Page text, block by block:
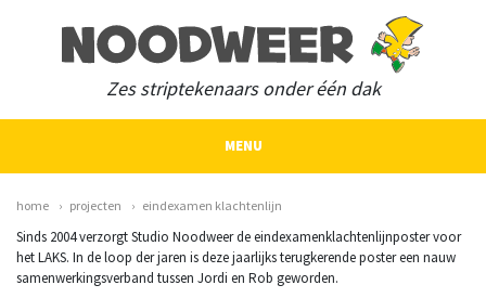
Zes striptekenaars onder één dak
MENU
home projecten eindexamen klachtenlijn
Sinds 2004 verzorgt Studio Noodweer de eindexamenklachtenlijnposter voor
het LAKS. In de loop der jaren is deze jaarlijks terugkerende poster een nauw
samenwerkingsverband tussen Jordi en Rob geworden.